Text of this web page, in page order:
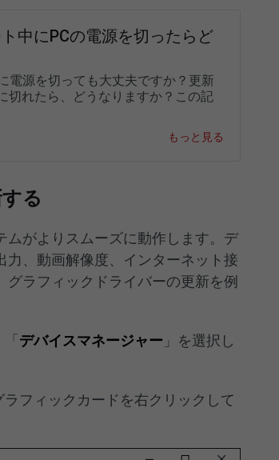
中にPCの電源を切ったらど
電源を切っても大丈夫ですか？更新
切れたら、どうなりますか？この記
もっと見る
る
ムがよりスムーズに動作します。デ
、動画解像度、インターネット接
ラフィックドライバーの更新を例
デバイスマネージャー 」を選択し
ラフィックカードを右クリックして